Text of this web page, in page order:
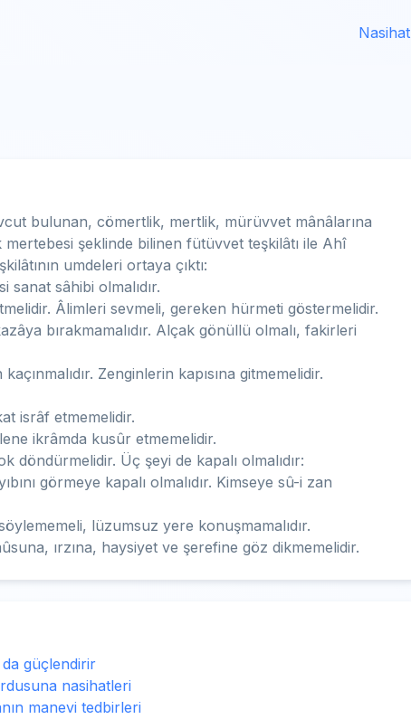
Nasihat
bulunan, cömertlik, mertlik, mürüvvet mânâlarına
şeklinde bilinen fütüvvet teşkilâtı ile Ahî
umdeleri ortaya çıktı:
sanat sâhibi olmalıdır.
Âlimleri sevmeli, gereken hürmeti göstermelidir.
bırakmamalıdır. Alçak gönüllü olmalı, fakirleri
Zenginlerin kapısına gitmemelidir.
isrâf etmemelidir.
ikrâmda kusûr etmemelidir.
döndürmelidir. Üç şeyi de kapalı olmalıdır:
görmeye kapalı olmalıdır. Kimseye sû-i zan
lüzumsuz yere konuşmamalıdır.
ırzına, haysiyet ve şerefine göz dikmemelidir.
güçlendirir
nasihatleri
manevi tedbirleri